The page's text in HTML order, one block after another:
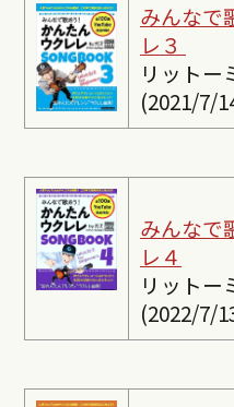
みんなで
レ３
リットー
(2021/7/
みんなで
レ４
リットー
(2022/7/